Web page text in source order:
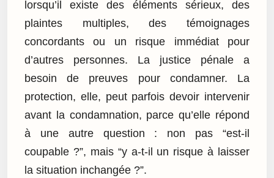
lorsqu’il existe des éléments sérieux, des
plaintes multiples, des témoignages
concordants ou un risque immédiat pour
d’autres personnes. La justice pénale a
besoin de preuves pour condamner. La
protection, elle, peut parfois devoir intervenir
avant la condamnation, parce qu’elle répond
à une autre question : non pas “est-il
coupable ?”, mais “y a-t-il un risque à laisser
la situation inchangée ?”.